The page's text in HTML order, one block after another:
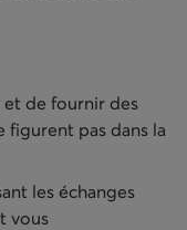
de fournir des
figurent pas dans la
les échanges
vous